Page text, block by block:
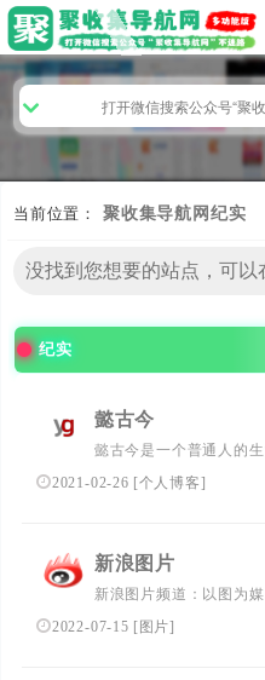
当前位置： 聚收集导航网 纪实
纪实
懿古今
懿古今是一个普通人的
活、工作、家庭、博客
城大南宁风采，顺便分
2021-02-26 [个人博客]
新浪图片
新浪图片频道：以图为
温度的视觉”。频道致力
以影像记录中国，发掘
2022-07-15 [ 图片]